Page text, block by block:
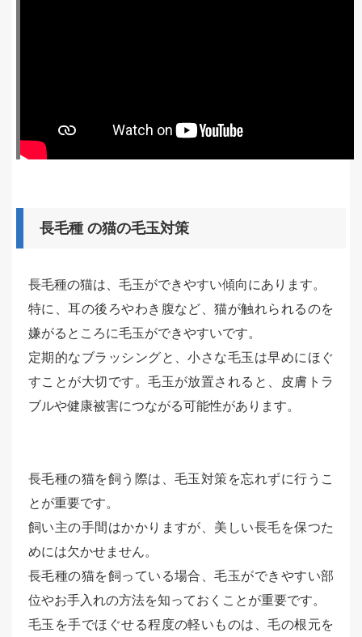
長毛種 の猫の毛玉対策
長毛種の猫は、毛玉ができやすい傾向にあります。
特に、耳の後ろやわき腹など、猫が触れられるのを
嫌がるところに毛玉ができやすいです。
定期的なブラッシングと、小さな毛玉は早めにほぐ
すことが大切です。毛玉が放置されると、皮膚トラ
ブルや健康被害につながる可能性があります。
長毛種の猫を飼う際は、毛玉対策を忘れずに行うこ
とが重要です。
飼い主の手間はかかりますが、美しい長毛を保つた
めには欠かせません。
長毛種の猫を飼っている場合、毛玉ができやすい部
位やお手入れの方法を知っておくことが重要です。
毛玉を手でほぐせる程度の軽いものは、毛の根元を